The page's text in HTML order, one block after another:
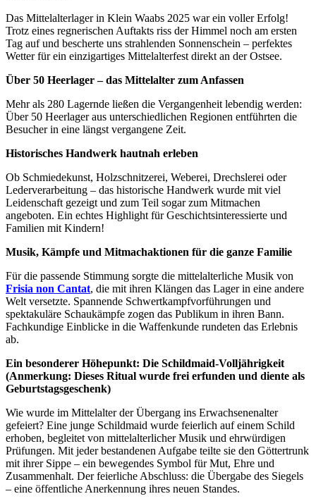
Das Mittelalterlager in Klein Waabs 2025 war ein voller Erfolg!
Trotz eines regnerischen Auftakts riss der Himmel noch am ersten
Tag auf und bescherte uns strahlenden Sonnenschein – perfektes
Wetter für ein einzigartiges Mittelalterfest direkt an der Ostsee.
Über 50 Heerlager – das Mittelalter zum Anfassen
Mehr als 280 Lagernde ließen die Vergangenheit lebendig werden:
Über 50 Heerlager aus unterschiedlichen Regionen entführten die
Besucher in eine längst vergangene Zeit.
Historisches Handwerk hautnah erleben
Ob Schmiedekunst, Holzschnitzerei, Weberei, Drechslerei oder
Lederverarbeitung – das historische Handwerk wurde mit viel
Leidenschaft gezeigt und zum Teil sogar zum Mitmachen
angeboten. Ein echtes Highlight für Geschichtsinteressierte und
Familien mit Kindern!
Musik, Kämpfe und Mitmachaktionen für die ganze Familie
Für die passende Stimmung sorgte die mittelalterliche Musik von
Frisia non Cantat, die mit ihren Klängen das Lager in eine andere
Welt versetzte. Spannende Schwertkampfvorführungen und
spektakuläre Schaukämpfe zogen das Publikum in ihren Bann.
Fachkundige Einblicke in die Waffenkunde rundeten das Erlebnis
ab.
Ein besonderer Höhepunkt: Die Schildmaid-Volljährigkeit
(Anmerkung: Dieses Ritual wurde frei erfunden und diente als
Geburtstagsgeschenk)
Wie wurde im Mittelalter der Übergang ins Erwachsenenalter
gefeiert? Eine junge Schildmaid wurde feierlich auf einem Schild
erhoben, begleitet von mittelalterlicher Musik und ehrwürdigen
Prüfungen. Mit jeder bestandenen Aufgabe teilte sie den Göttertrunk
mit ihrer Sippe – ein bewegendes Symbol für Mut, Ehre und
Zusammenhalt. Der feierliche Abschluss: die Übergabe des Siegels
– eine öffentliche Anerkennung ihres neuen Standes.